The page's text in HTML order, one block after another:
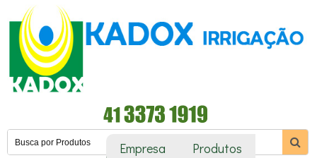
Empresa
Produtos